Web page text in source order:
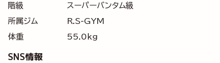
階級
スーパーバンタム級
所属ジム
R.S-GYM
体重
55.0kg
SNS情報